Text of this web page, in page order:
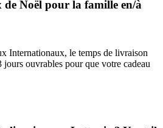
de Noël pour la famille en/à
Internationaux, le temps de livraison
jours ouvrables pour que votre cadeau